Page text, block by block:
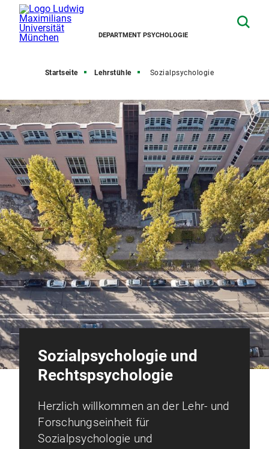
DEPARTMENT PSYCHOLOGIE
Startseite Lehrstühle Sozialpsychologie
Sozialpsychologie und
Rechtspsychologie
Herzlich willkommen an der Lehr- und
Forschungseinheit für
Sozialpsychologie und